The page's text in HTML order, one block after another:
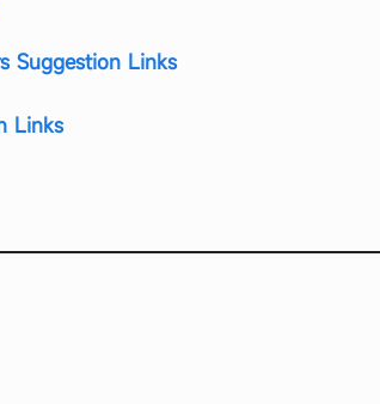
Suggestion Links
Links